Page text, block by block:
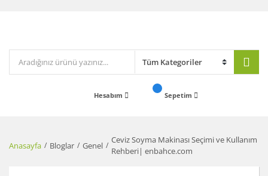
Hesabım Sepetim
Anasayfa Bloglar Genel
Ceviz Soyma Makinası Seçimi ve Kullanım
Rehberi| enbahce.com